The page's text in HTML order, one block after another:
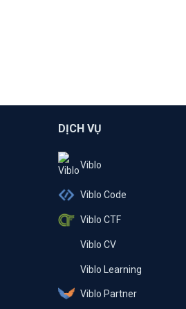
DỊCH VỤ
Viblo
Viblo Code
Viblo CTF
Viblo CV
Viblo Learning
Viblo Partner